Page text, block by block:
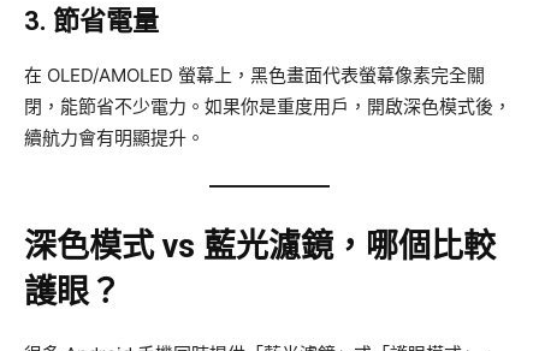
3. 節省電量
在 OLED/AMOLED 螢幕上，黑色畫面代表螢幕像素完全關
閉，能節省不少電力。如果你是重度用戶，開啟深色模式後，
續航力會有明顯提升。
深色模式 vs 藍光濾鏡，哪個比較
護眼？